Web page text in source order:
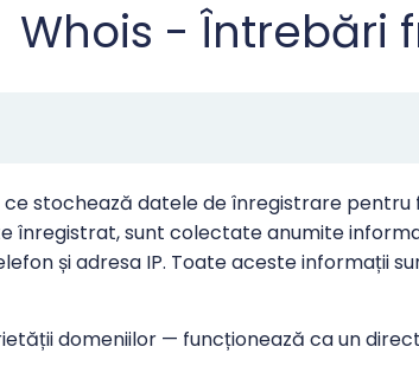
Whois - Întrebări
stochează datele de înregistrare
înregistrat, sunt colectate anumite
și adresa IP. Toate aceste informații
domeniilor — funcționează ca un